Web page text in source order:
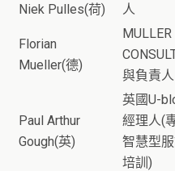
Niek Pulles(荷)
人
Florian
Mueller(德)
MULLER
與負責人
Paul Arthur
Gough(英)
英國U-
經理人(
智慧型
培訓)